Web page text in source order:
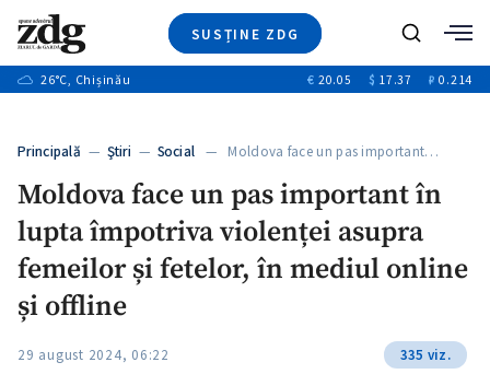
SUSȚINE ZDG
Ştiri
+9
Video
Special
+1
Blog
ZdGust
Caută
26°C, Chișinău € 20.05 $ 17.37 ₽ 0.214
Principală — Ştiri — Social — Moldova face un pas important…
Moldova face un pas important în
lupta împotriva violenței asupra
femeilor și fetelor, în mediul online
și offline
29 august 2024, 06:22 335 viz.